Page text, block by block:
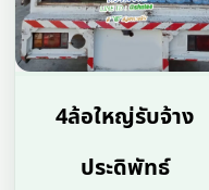
4ล้อใหญ่รับจ้าง
ประดิพัทธ์